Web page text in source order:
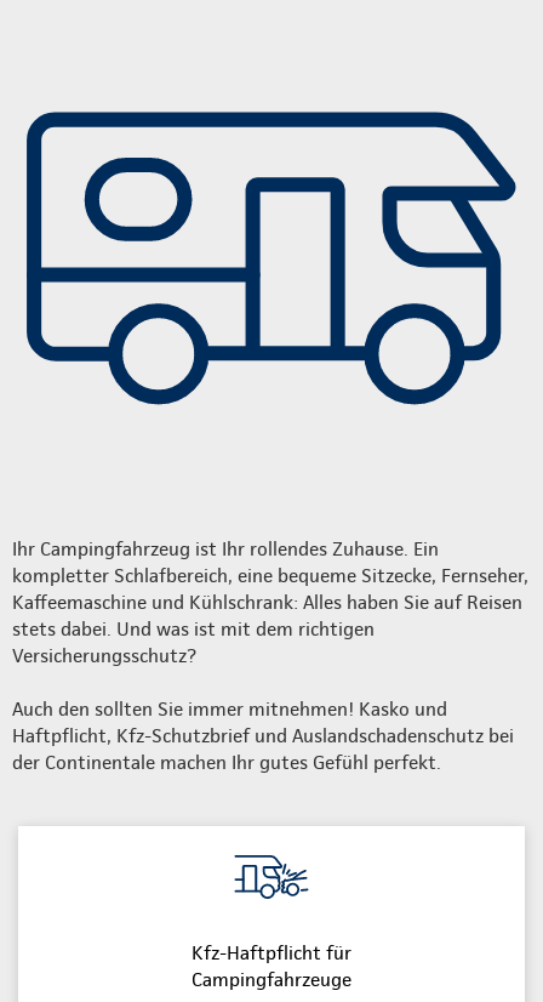
Ihr Campingfahrzeug ist Ihr rollendes Zuhause. Ein
kompletter Schlafbereich, eine bequeme Sitzecke, Fernseher,
Kaffeemaschine und Kühlschrank: Alles haben Sie auf Reisen
stets dabei. Und was ist mit dem richtigen
Versicherungsschutz?
Auch den sollten Sie immer mitnehmen! Kasko und
Haftpflicht, Kfz-Schutzbrief und Auslandschadenschutz bei
der Continentale machen Ihr gutes Gefühl perfekt.
Kfz-Haftpflicht für
Campingfahrzeuge